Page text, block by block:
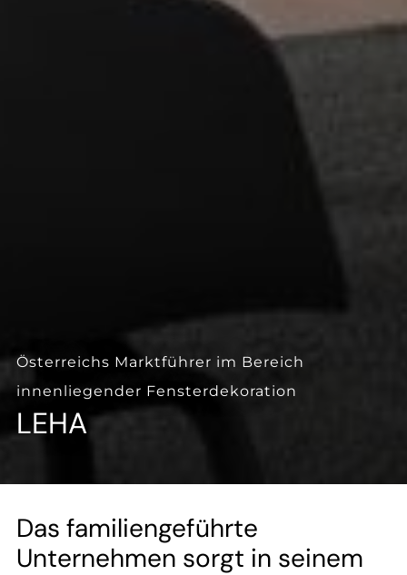
--
--
Österreichs Marktführer im Bereich
innenliegender Fensterdekoration
LEHA
Das familiengeführte
Unternehmen sorgt in seinem